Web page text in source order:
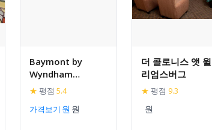
Baymont by
Wyndham
Williamsburg
★ 평점 5.4
가격보기
더 콜로니스 앳 윌
리엄스버그
★ 평점 9.3